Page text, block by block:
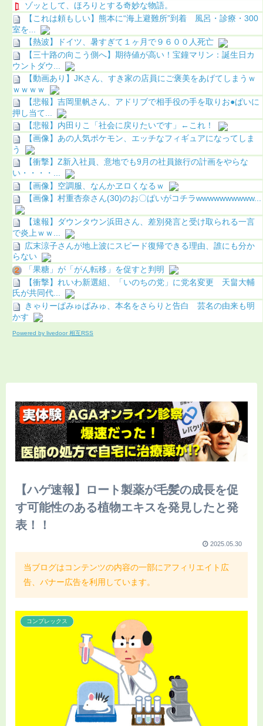
ゾッとして、ほろりとする奇妙な物語。
【これは頼もしい】熊本に“海上避難所”到着 風呂・診療・300
室を...
【熱波】ドイツ、暑すぎて１ヶ月で９６００人死亡
【三十路の向こう側へ】期待値が高い！宝鐘マリン：誕生日カ
ウントダウ...
【動画あり】JKさん、すき家の店員にご褒美をあげてしまうｗ
ｗｗｗｗ
【悲報】吉岡里帆さん、アドリブで相手役の手を取りお●ぱいに
押し当て...
【悲報】内田りこ「社会に戻りたいです」←これ！
【画像】あの人気ポケモン、エッチなフィギュアになってしま
う
【衝撃】Z新入社員、意地でも9月の社員旅行の計画をやらな
い・・・・...
【画像】空調服、なんかヱロくなるｗ
【画像】村重杏奈さん(30)のお〇ぱいがコチラwwwwwwwwww...
【速報】ダウンタウン浜田さん、差別発言と受け取られる一言
で炎上ｗｗ...
広末涼子さんが地上波にスピード復帰できる理由、誰にも分か
らない
「果糖」が「がん転移」を促すと判明
【衝撃】れいわ新選組、「いのちの党」に党名変更 天畠大輔
氏が共同代...
きゃりーぱみゅぱみゅ、本名をさらりと告白 芸名の由来も明
かす
Powered by livedoor 相互RSS
【ハゲ速報】ロート製薬が毛髪の成長を促
す可能性のある植物エキスを発見したと発
表！！
2025.05.30
当ブログはコンテンツの内容の一部にアフィリエイト広
告、バナー広告を利用しています。
コンプレックス